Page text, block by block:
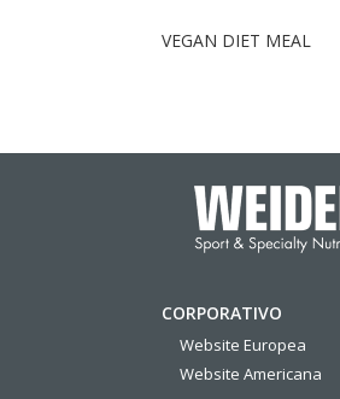
VEGAN DIET MEAL
CORPORATIVO
Website Europea
Website Americana